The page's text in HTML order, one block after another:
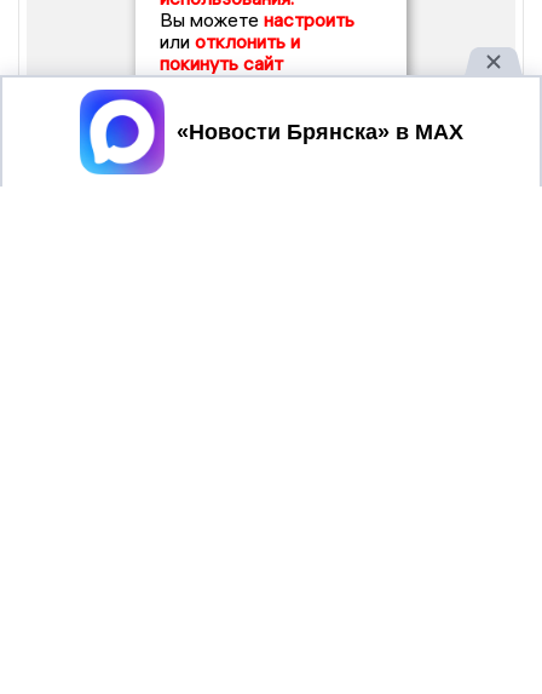
Вы можете настроить
или отклонить и
покинуть сайт
Принять